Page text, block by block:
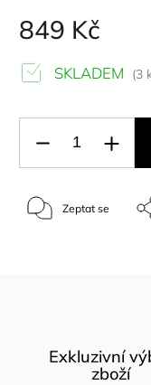
849 Kč
SKLADEM (3
Zeptat se
Exkluzivní
zboží